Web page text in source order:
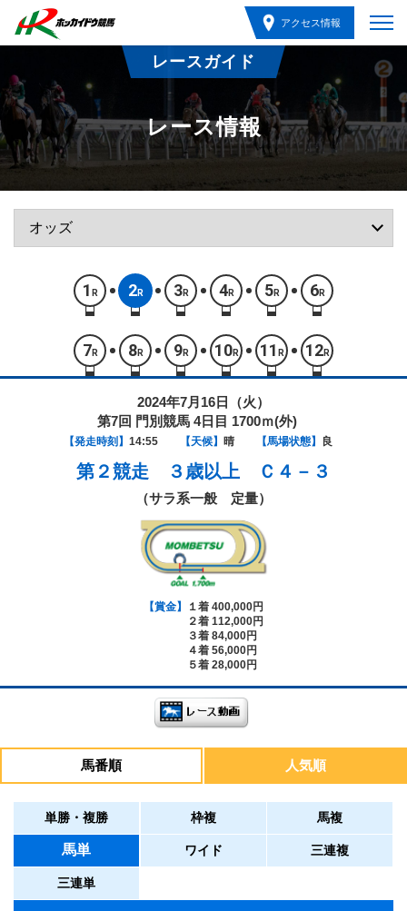
アクセス情報
レースガイド
レース情報
1 R 2R 3R 4R 5R 6R
7 R 8R 9R 10R 11 R 12R
2024年7月16日（火）
第7回 門別競馬 4日目 1700ｍ(外)
【発走時刻】 14:55 【天候】 晴 【馬場状態】 良
第２競走 ３歳以上 Ｃ４－３
（サラ系一般 定量）
【賞金】
１着 400,000円
２着 112,000円
３着 84,000円
４着 56,000円
５着 28,000円
馬番順 人気順
単勝・複勝 枠複 馬複
馬単 ワイド 三連複
三連単